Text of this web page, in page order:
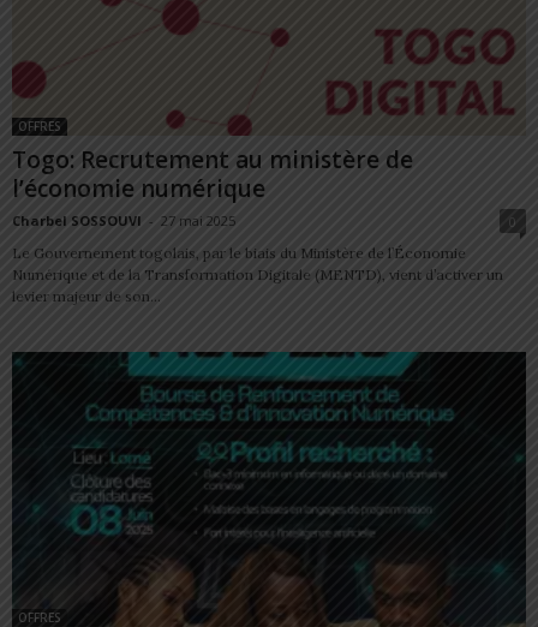
OFFRES
Togo: Recrutement au ministère de
l’économie numérique
Charbel SOSSOUVI - 27 mai 2025
0
Le Gouvernement togolais, par le biais du Ministère de l’Économie
Numérique et de la Transformation Digitale (MENTD), vient d’activer un
levier majeur de son...
OFFRES